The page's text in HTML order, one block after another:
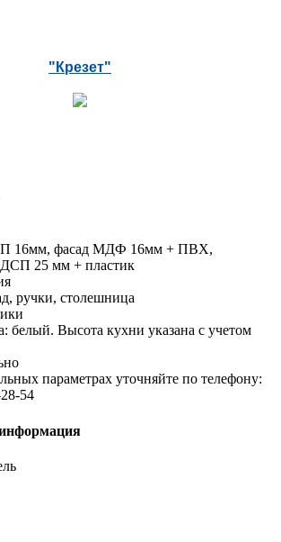
"Крезет"
16мм, фасад МДФ 16мм + ПВХ,
25 мм + пластик
ручки, столешница
белый. Высота кухни указана с учетом
параметрах уточняйте по телефону:
54